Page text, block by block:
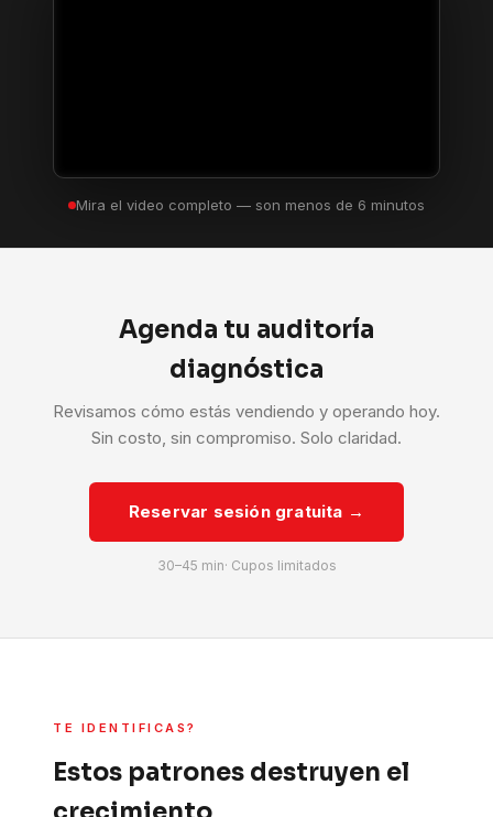
Mira el video completo — son menos de 6 minutos
Agenda tu auditoría
diagnóstica
Revisamos cómo estás vendiendo y operando hoy.
Sin costo, sin compromiso. Solo claridad.
Reservar sesión gratuita →
30–45 min· Cupos limitados
TE IDENTIFICAS?
Estos patrones destruyen el